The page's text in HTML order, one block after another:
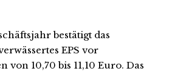
bestätigt das
EPS vor
10,70 bis 11,10 Euro. Das